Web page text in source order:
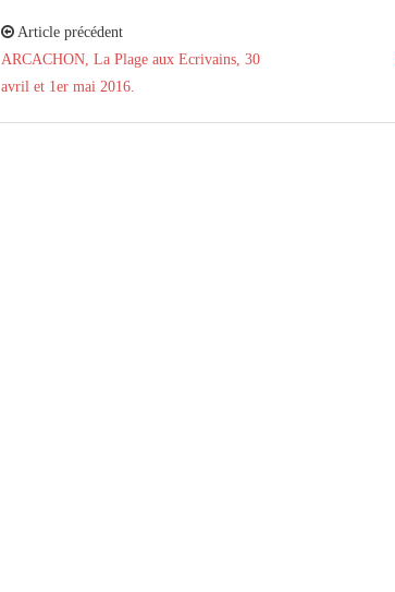
Article précédent
ARCACHON, La Plage aux Ecrivains, 30
avril et 1er mai 2016.